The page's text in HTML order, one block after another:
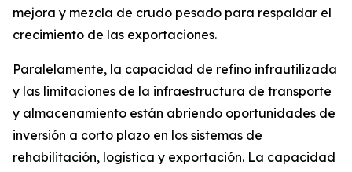
mejora y mezcla de crudo pesado para respaldar el
crecimiento de las exportaciones.
Paralelamente, la capacidad de refino infrautilizada
y las limitaciones de la infraestructura de transporte
y almacenamiento están abriendo oportunidades de
inversión a corto plazo en los sistemas de
rehabilitación, logística y exportación. La capacidad